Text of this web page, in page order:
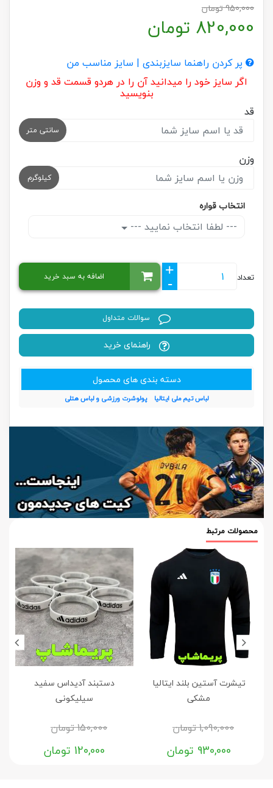
950,000تومان
820,000 تومان
پر کردن راهنما سایزبندی | سایز مناسب من
اگر سایز خود را میدانید آن را در هردو قسمت قد و وزن
بنویسید
قد
سانتی متر
وزن
کیلوگرم
انتخاب قواره
--- لطفا انتخاب نمایید ---
تعداد
+
-
اضافه به سبد خرید
سوالات متداول
راهنمای خرید
دسته بندی های محصول
لباس تیم ملی ایتالیا پولوشرت ورزشی و لباس هتلی
محصولات مرتبط
تیشرت آستین بلند ایتالیا
مشکی
1,090,000تومان
930,000 تومان
دستبند آدیداس سفید
سیلیکونی
150,000تومان
120,000 تومان